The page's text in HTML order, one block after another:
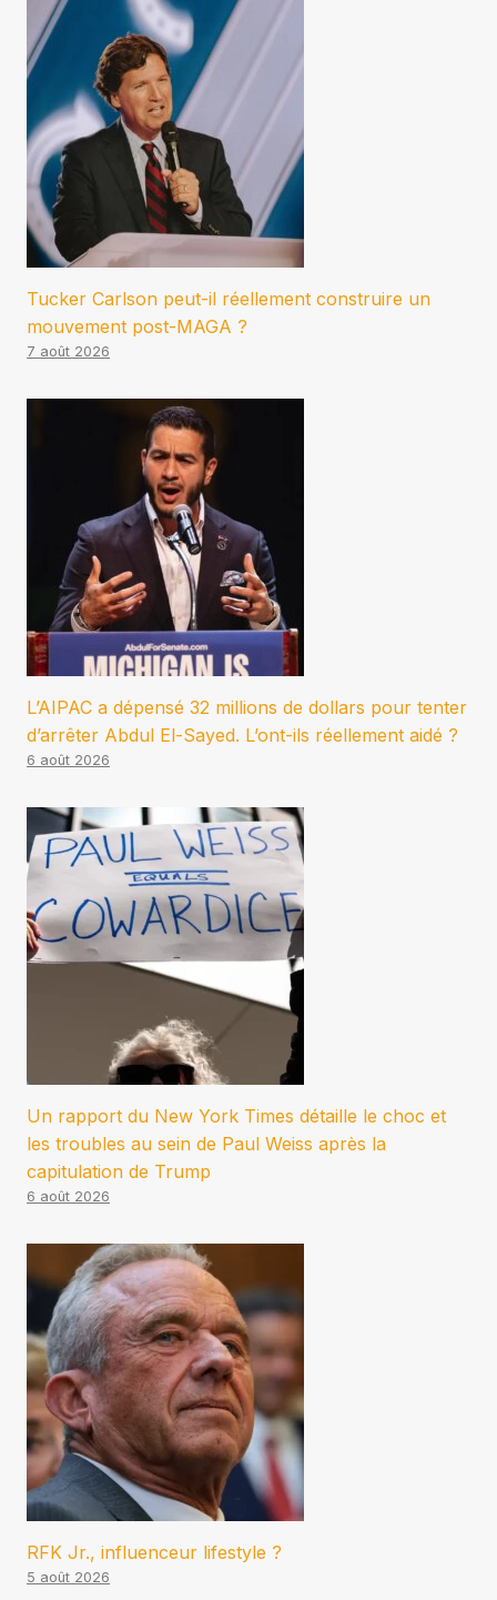
Tucker Carlson peut-il réellement construire un
mouvement post-MAGA ?
7 août 2026
L’AIPAC a dépensé 32 millions de dollars pour tenter
d’arrêter Abdul El-Sayed. L’ont-ils réellement aidé ?
6 août 2026
Un rapport du New York Times détaille le choc et
les troubles au sein de Paul Weiss après la
capitulation de Trump
6 août 2026
RFK Jr., influenceur lifestyle ?
5 août 2026